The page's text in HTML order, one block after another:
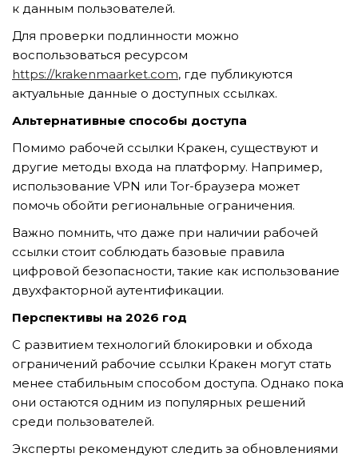
к данным пользователей.
Для проверки подлинности можно
воспользоваться ресурсом
https://krakenmaarket.com, где публикуются
актуальные данные о доступных ссылках.
Альтернативные способы доступа
Помимо рабочей ссылки Кракен, существуют и
другие методы входа на платформу. Например,
использование VPN или Tor-браузера может
помочь обойти региональные ограничения.
Важно помнить, что даже при наличии рабочей
ссылки стоит соблюдать базовые правила
цифровой безопасности, такие как использование
двухфакторной аутентификации.
Перспективы на 2026 год
С развитием технологий блокировки и обхода
ограничений рабочие ссылки Кракен могут стать
менее стабильным способом доступа. Однако пока
они остаются одним из популярных решений
среди пользователей.
Эксперты рекомендуют следить за обновлениями